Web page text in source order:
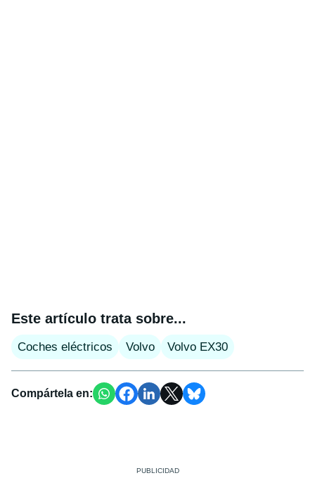
Este artículo trata sobre...
Coches eléctricos Volvo Volvo EX30
Compártela en: